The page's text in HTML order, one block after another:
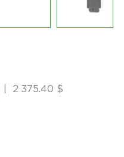
2 375.40 $